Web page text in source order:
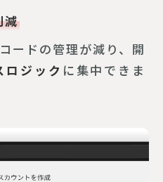
減
ードの管理が減り、開
ジック に集中できま